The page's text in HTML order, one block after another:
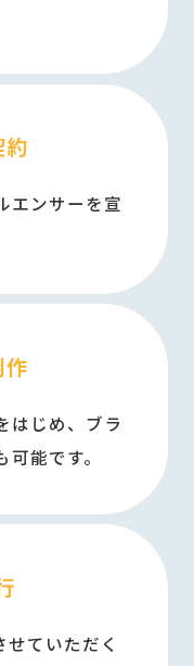
約
エンサーを宣
作
はじめ、ブラ
能です。
せていただく